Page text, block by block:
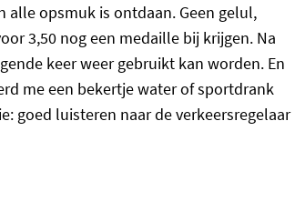
opsmuk is ontdaan. Geen gelul,
3,50 nog een medaille bij krijgen. Na
keer weer gebruikt kan worden. En
me een bekertje water of sportdrank
goed luisteren naar de verkeersregelaar